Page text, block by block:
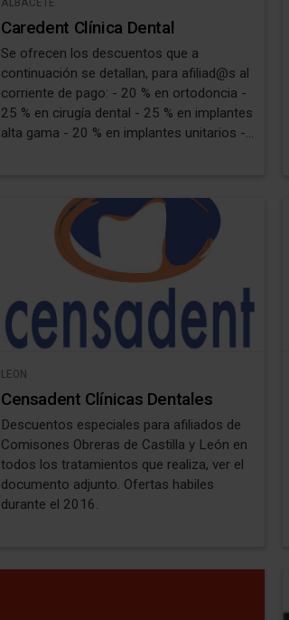
Caredent Clínica Dental
Se ofrecen los descuentos que a
continuación se detallan, para afiliad@s al
corriente de pago: - 20 % en ortodoncia -
25 % en cirugía dental - 25 % en implantes
alta gama - 20 % en implantes unitarios -
afiliad@s ) * Ofertas no acumulables con
otras que ofrezca la empresa
LEON
Censadent Clínicas Dentales
Descuentos especiales para afiliados de
Comisones Obreras de Castilla y León en
todos los tratamientos que realiza, ver el
documento adjunto. Ofertas habiles
durante el 2016.